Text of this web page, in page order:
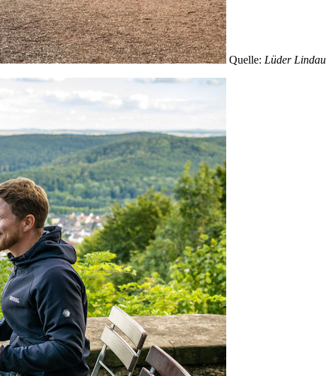
Quelle: Lüder Lindau